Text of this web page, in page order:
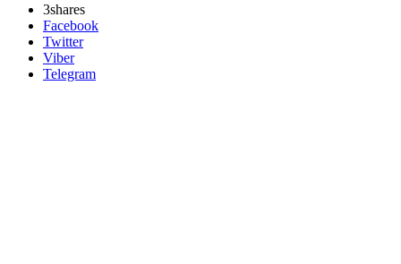
3shares
Facebook
Twitter
Viber
Telegram